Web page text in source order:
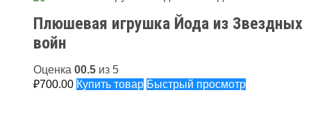
Плюшевая игрушка Йода из Звездных
войн
Оценка 5.00 из 5
₽700.00 Купить товар Быстрый просмотр